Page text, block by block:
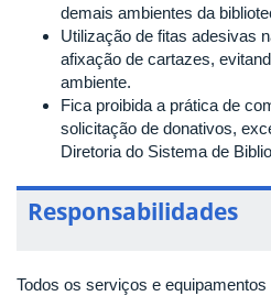
demais ambientes da
Utilização de fitas adesivas
afixação de cartazes,
ambiente.
Fica proibida a prática de
solicitação de donativos,
Diretoria do Sistema de
Responsabilidades
Todos os serviços e